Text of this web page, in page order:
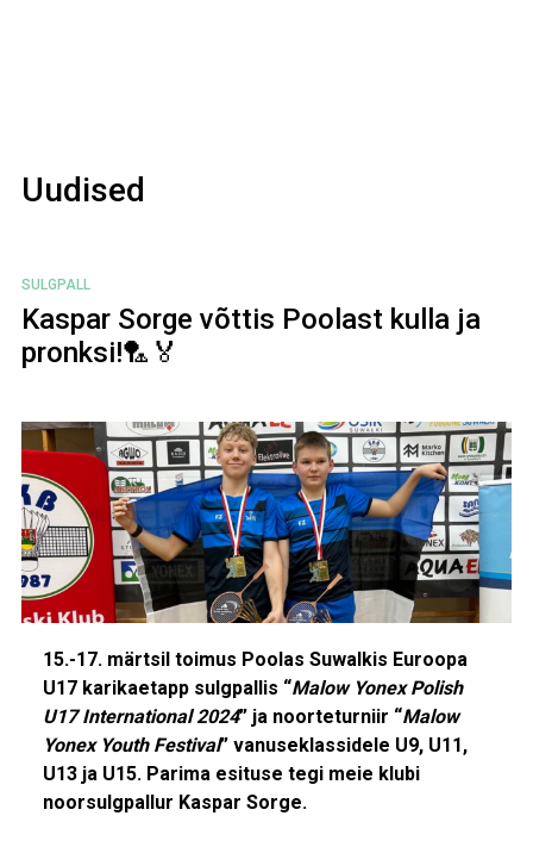
Uudised
SULGPALL
Kaspar Sorge võttis Poolast kulla ja
pronksi!🏸🏅
15.-17. märtsil toimus Poolas Suwalkis Euroopa
U17 karikaetapp sulgpallis “Malow Yonex Polish
U17 International 2024” ja noorteturniir “Malow
Yonex Youth Festival” vanuseklassidele U9, U11,
U13 ja U15. Parima esituse tegi meie klubi
noorsulgpallur Kaspar Sorge.